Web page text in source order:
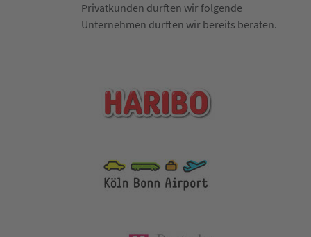
Privatkunden durften wir folgende
Unternehmen durften wir bereits beraten.